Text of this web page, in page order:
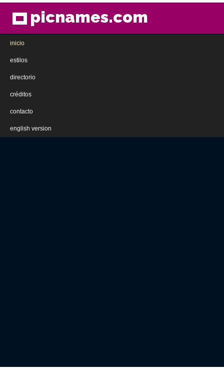
picnames.com
inicio
estilos
directorio
créditos
contacto
english version